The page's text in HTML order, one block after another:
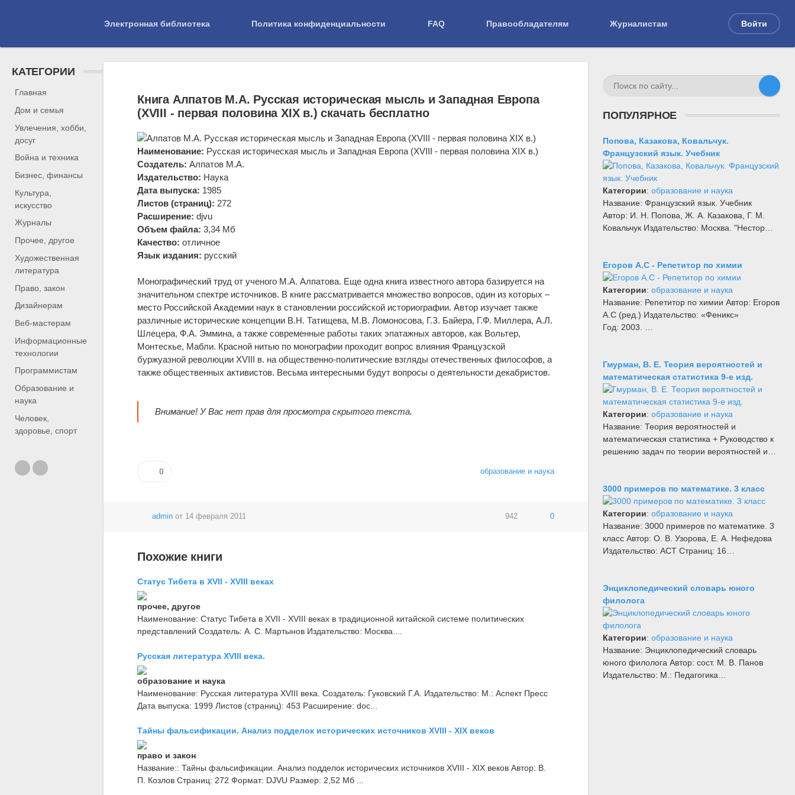
Электронная библиотека Политика конфиденциальности FAQ Правообладателям Журналистам Войти
КАТЕГОРИИ
Главная
Дом и семья
Увлечения, хобби,
досуг
Война и техника
Бизнес, финансы
Культура,
искусство
Журналы
Прочее, другое
Художественная
литература
Право, закон
Дизайнерам
Веб-мастерам
Информационные
технологии
Программистам
Образование и
наука
Человек,
здоровье, спорт
ПОПУЛЯРНОЕ
Попова, Казакова, Ковальчук.
Французский язык. Учебник
Категории: образование и наука
Название: Французский язык. Учебник
Автор: И. Н. Попова, Ж. А. Казакова, Г. М.
Ковальчук Издательство: Москва. "Нестор…
Егоров А.С - Репетитор по химии
Категории: образование и наука
Название: Репетитор по химии Автор: Егоров
А.С (ред.) Издательство: «Феникс»
Год: 2003. …
Гмурман, В. Е. Теория вероятностей и
математическая статистика 9-е изд.
Категории: образование и наука
Название: Теория вероятностей и
математическая статистика + Руководство к
решению задач по теории вероятностей и…
3000 примеров по математике. 3 класс
Категории: образование и наука
Название: 3000 примеров по математике. 3
класс Автор: О. В. Узорова, Е. А. Нефедова
Издательство: АСТ Страниц: 16…
Энциклопедический словарь юного
филолога
Категории: образование и наука
Название: Энциклопедический словарь
юного филолога Автор: сост. М. В. Панов
Издательство: М.: Педагогика…
Книга Алпатов М.А. Русская историческая мысль и Западная Европа
(XVIII - первая половина XIX в.) скачать бесплатно
Наименование: Русская историческая мысль и Западная Европа (XVIII - первая половина XIX в.)
Создатель: Алпатов М.А.
Издательство: Наука
Дата выпуска: 1985
Листов (страниц): 272
Расширение: djvu
Объем файла: 3,34 Мб
Качество: отличное
Язык издания: русский
Монографический труд от ученого М.А. Алпатова. Еще одна книга известного автора базируется на
значительном спектре источников. В книге рассматривается множество вопросов, один из которых –
место Российской Академии наук в становлении российской историографии. Автор изучает также
различные исторические концепции В.Н. Татищева, М.В. Ломоносова, Г.З. Байера, Г.Ф. Миллера, А.Л.
Шлецера, Ф.А. Эммина, а также современные работы таких эпатажных авторов, как Вольтер,
Монтескье, Мабли. Красной нитью по монографии проходит вопрос влияния Французской
буржуазной революции XVIII в. на общественно-политические взгляды отечественных философов, а
также общественных активистов. Весьма интересными будут вопросы о деятельности декабристов.
Внимание! У Вас нет прав для просмотра скрытого текста.
образование и наука
0
942 0
admin от 14 февраля 2011
Похожие книги
Статус Тибета в XVII - XVIII веках
прочее, другое
Наименование: Статус Тибета в XVII - XVIII веках в традиционной китайской системе политических
представлений Создатель: А. С. Мартынов Издательство: Москва....
Русская литература XVIII века.
образование и наука
Наименование: Русская литература XVIII века. Создатель: Гуковский Г.А. Издательство: М.: Аспект Пресс
Дата выпуска: 1999 Листов (страниц): 453 Расширение: doc...
Тайны фальсификации. Анализ подделок исторических источников XVIII - XIX веков
право и закон
Название:: Тайны фальсификации. Анализ подделок исторических источников XVIII - XIX веков Автор: В.
П. Козлов Страниц: 272 Формат: DJVU Размер: 2,52 Мб ...